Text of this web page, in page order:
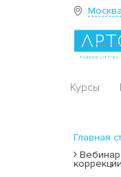
Курсы
Главная
коррекции